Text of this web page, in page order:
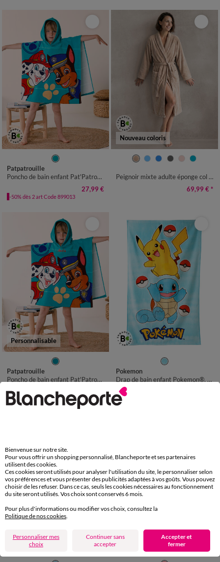
LONGUEUR 120CM
Patpatrouille
Poncho de bain enfant Pat'Patrouille® éponge et velours coton - 320g/m2
27,99 €
-50% dès 2 art Code 899013
Nouveau coloris
34/36 38/40 42/44
46/48
Peignoir mixte adulte éponge col châle - velours 450 g/m²
69,99 € *
Personnalisable
LONGUEUR 120CM
Patpatrouille
Poncho de bain enfant Pat'Patrouille à personnaliser, éponge et velours coton - 320g/m²
-50% dès 2 art Code 899013
Pokemon
Drap de bain enfant Pokemon®, éponge et velours coton - 320g/m2
-50% dès 2 art Code 899013
Bienvenue sur notre site.
Pour vous offrir un shopping personnalisé, Blancheporte et ses partenaires
utilisent des cookies.
Ces cookies seront utilisés pour analyser l'utilisation du site, le personnaliser selon
vos préférences et vous présenter des publicités adaptées à vos goûts. Vous pouvez
choisir de les refuser. Dans ce cas, seuls les cookies nécessaires au fonctionnement
du site seront utilisés. Vos choix sont conservés 6 mois.
Pour plus d'informations ou modifier vos choix, consultez la
Politique de nos cookies
Personnaliser mes
choix
Continuer sans
accepter
Accepter et
fermer